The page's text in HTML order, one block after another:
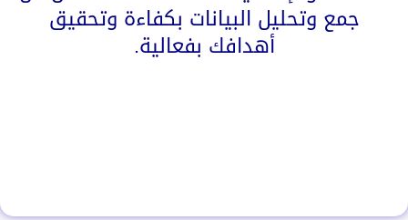
جمع وتحليل البيانات بكفاءة وتحقيق
أهدافك بفعالية.